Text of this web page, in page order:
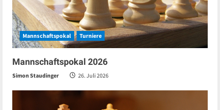
Mannschaftspokal Turniere
Mannschaftspokal 2026
Simon Staudinger 26. Juli 2026